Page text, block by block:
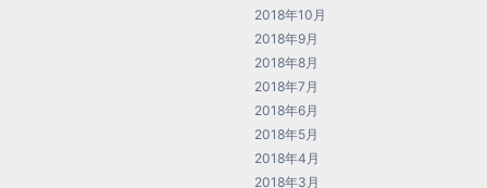
2018年10月
2018年9月
2018年8月
2018年7月
2018年6月
2018年5月
2018年4月
2018年3月